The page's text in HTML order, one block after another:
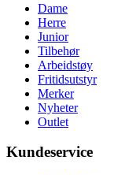
Dame
Herre
Junior
Tilbehør
Arbeidstøy
Fritidsutstyr
Merker
Nyheter
Outlet
Kundeservice